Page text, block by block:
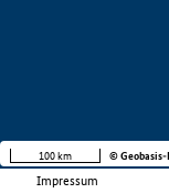
Impressum
100 km © Geobasis-